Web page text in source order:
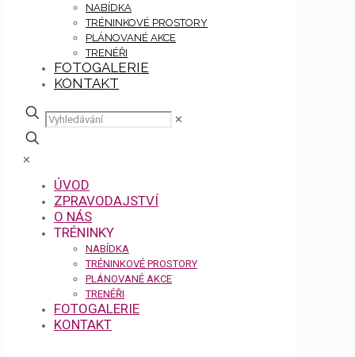
NABÍDKA
TRÉNINKOVÉ PROSTORY
PLÁNOVANÉ AKCE
TRENÉŘI
FOTOGALERIE
KONTAKT
✕
✕
ÚVOD
ZPRAVODAJSTVÍ
O NÁS
TRÉNINKY
NABÍDKA
TRÉNINKOVÉ PROSTORY
PLÁNOVANÉ AKCE
TRENÉŘI
FOTOGALERIE
KONTAKT